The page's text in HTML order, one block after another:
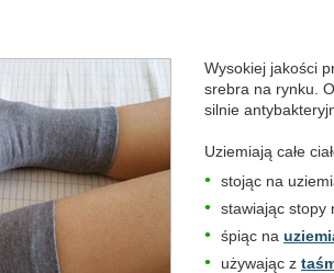
Wysokiej jakości
srebra na rynku.
silnie
Uziemiają całe
stojąc na
stawiając stopy
śpiąc na
używając z